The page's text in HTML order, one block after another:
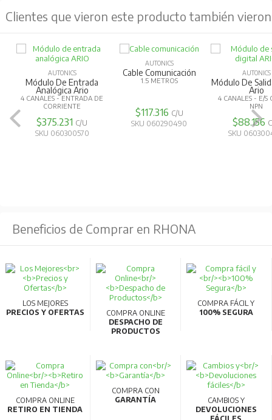
Multi-disparo: Máx. 31 unidades
Clientes que vieron este producto también vieron
AUTONICS
Módulo De Salida Digital
Ario
4 CANALES - E/S COMÚN
NPN
$88.156 C/U
SKU 060300480
AUTONICS
Conversor De
$100.363C/U
AUTONICS
Módulo
MODBUS
$200.952
SKU
Beneficios de Comprar en RHONA
LOS MEJORES
PRECIOS Y OFERTAS
COMPRA ONLINE
DESPACHO DE
PRODUCTOS
COMPRA FÁCIL Y
100% SEGURA
COMPRA ONLINE
RETIRO EN TIENDA
COMPRA CON
GARANTÍA
CAMBIOS Y
DEVOLUCIONES